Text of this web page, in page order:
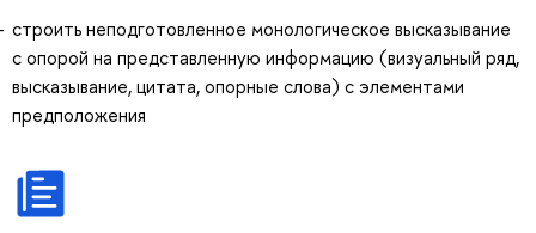
строить неподготовленное монологическое высказывание
с опорой на представленную информацию (визуальный ряд,
высказывание, цитата, опорные слова) с элементами
предположения